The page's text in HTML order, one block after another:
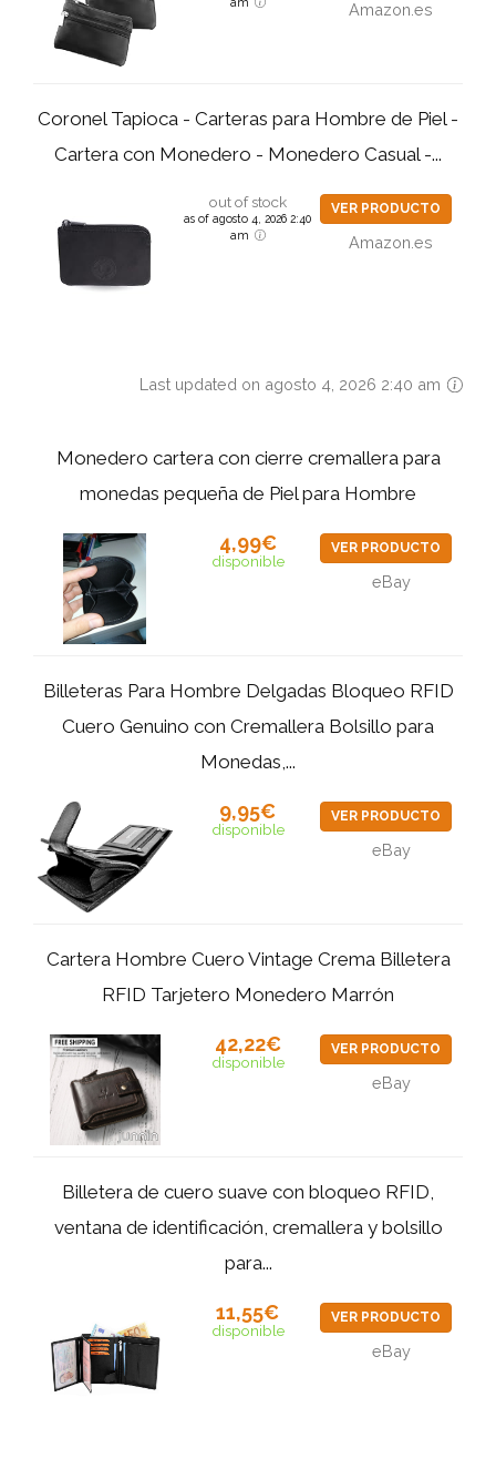
Amazon.es
Coronel Tapioca - Carteras para Hombre de Piel -
Cartera con Monedero - Monedero Casual -...
out of stock
as of agosto 4, 2026 2:40
am
VER PRODUCTO
Amazon.es
Last updated on agosto 4, 2026 2:40 am
Monedero cartera con cierre cremallera para
monedas pequeña de Piel para Hombre
4,99€
disponible
VER PRODUCTO
eBay
Billeteras Para Hombre Delgadas Bloqueo RFID
Cuero Genuino con Cremallera Bolsillo para
Monedas,...
9,95€
disponible
VER PRODUCTO
eBay
Cartera Hombre Cuero Vintage Crema Billetera
RFID Tarjetero Monedero Marrón
42,22€
disponible
VER PRODUCTO
eBay
Billetera de cuero suave con bloqueo RFID,
ventana de identificación, cremallera y bolsillo
para...
11,55€
disponible
VER PRODUCTO
eBay